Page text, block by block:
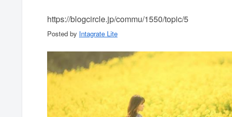
https://blogcircle.jp/commu/1550/topic/5
Posted by Intagrate Lite